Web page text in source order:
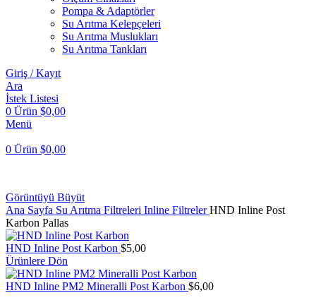
Pompa & Adaptörler
Su Arıtma Kelepçeleri
Su Arıtma Muslukları
Su Arıtma Tankları
Giriş / Kayıt
Ara
İstek Listesi
0 Ürün $0,00
Menü
0 Ürün $0,00
Görüntüyü Büyüt
Ana Sayfa Su Arıtma Filtreleri Inline FiltrelerHND Inline Post
Karbon Pallas
HND Inline Post Karbon $5,00
Ürünlere Dön
HND Inline PM2 Mineralli Post Karbon $6,00